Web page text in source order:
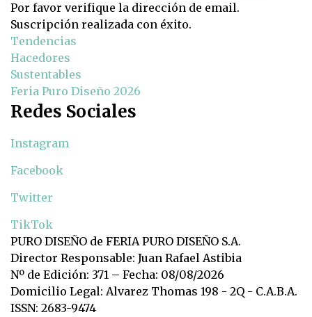
Por favor verifique la dirección de email.
Suscripción realizada con éxito.
Tendencias
Hacedores
Sustentables
Feria Puro Diseño 2026
Redes Sociales
Instagram
Facebook
Twitter
TikTok
PURO DISEÑO de FERIA PURO DISEÑO S.A.
Director Responsable: Juan Rafael Astibia
Nº de Edición: 371 – Fecha: 08/08/2026
Domicilio Legal: Alvarez Thomas 198 - 2Q - C.A.B.A.
ISSN: 2683-9474